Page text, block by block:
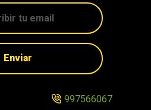
Enviar
997566067